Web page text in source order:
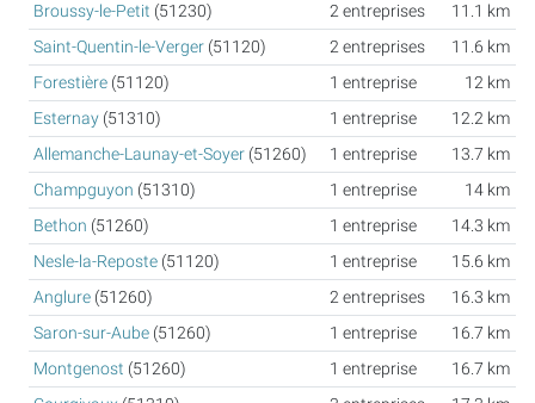
Broussy-le-Petit (51230) 2 entreprises
11.1 km
Saint-Quentin-le-Verger (51120) 2 entreprises
11.6 km
Forestière (51120) 1 entreprise
12 km
Esternay (51310) 1 entreprise
12.2 km
Allemanche-Launay-et-Soyer (51260) 1 entreprise
13.7 km
Champguyon (51310) 1 entreprise
14 km
Bethon (51260) 1 entreprise
14.3 km
Nesle-la-Reposte (51120) 1 entreprise
15.6 km
Anglure (51260) 2 entreprises
16.3 km
Saron-sur-Aube (51260) 1 entreprise
16.7 km
Montgenost (51260) 1 entreprise
16.7 km